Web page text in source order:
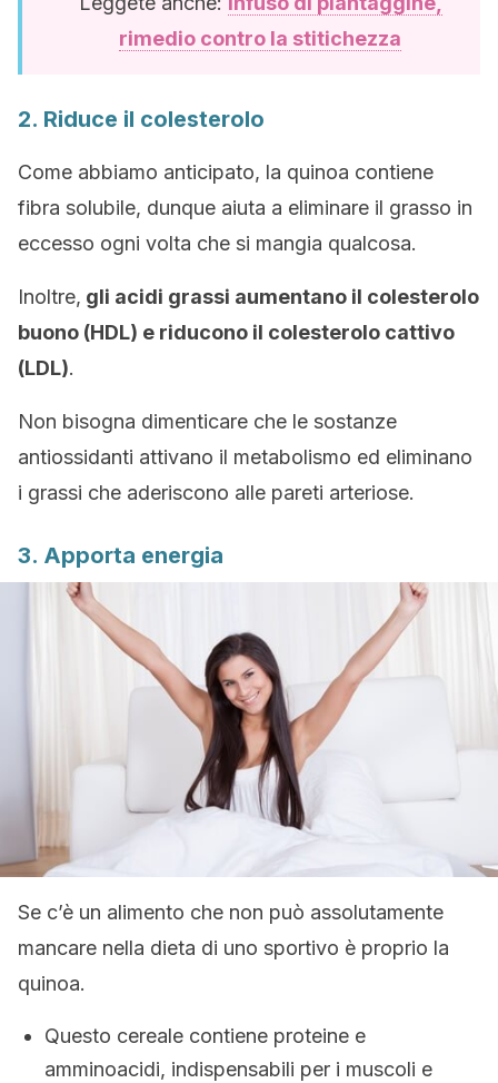
rimedio contro la stitichezza
2. Riduce il colesterolo
Come abbiamo anticipato, la quinoa contiene
fibra solubile, dunque aiuta a eliminare il grasso in
eccesso ogni volta che si mangia qualcosa.
Inoltre, gli acidi grassi aumentano il colesterolo
buono (HDL) e riducono il colesterolo cattivo
(LDL).
Non bisogna dimenticare che le sostanze
antiossidanti attivano il metabolismo ed eliminano
i grassi che aderiscono alle pareti arteriose.
3. Apporta energia
Se c’è un alimento che non può assolutamente
mancare nella dieta di uno sportivo è proprio la
quinoa.
Questo cereale contiene proteine e
amminoacidi, indispensabili per i muscoli e